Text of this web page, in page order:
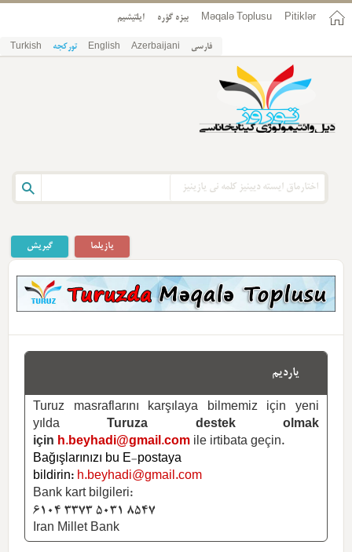
Pitiklər
Məqalə Toplusu بیزه گؤره ایلتیشیم
فارسی Azerbaijani
English تورکجه Turkish
گیریش یازیلما
یاردیم
Turuz masraflarını karşılaya bilmemiz için yeni
yılda
Turuza destek olmak
için h.beyhadi@gmail.com ile irtibata geçin.
Bağışlarınızı bu E-postaya
bildirin: h.beyhadi@gmail.com
Bank kart bilgileri:
6104 3373 5031 8547
Iran Millet Bank